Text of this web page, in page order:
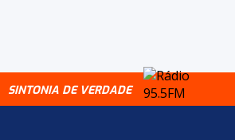
SINTONIA DE VERDADE